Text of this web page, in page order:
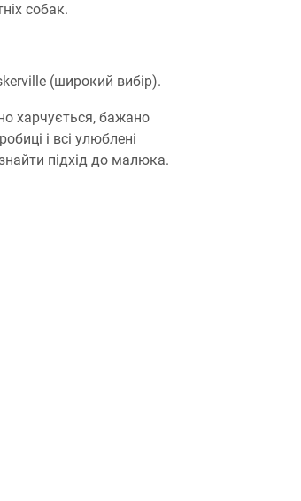
собак.
(широкий вибір).
харчується, бажано
і всі улюблені
підхід до малюка.